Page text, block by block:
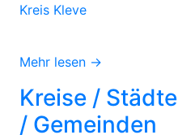
Kreis Kleve
Mehr lesen →
Kreise / Städte
/ Gemeinden